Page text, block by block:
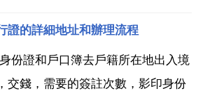
自付 同時分別申請赴香港 澳門的
請香港簽註，只去澳門則申...
證的詳細地址和辦理流程
份證和戶口簿去戶籍所在地出入境
交錢，需要的簽註次數，影印身份